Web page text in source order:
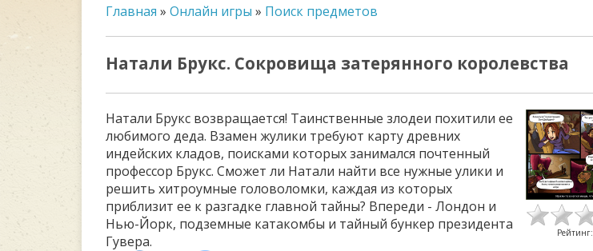
Главная » Онлайн игры » Поиск предметов
Натали Брукс. Сокровища затерянного королевства
Натали Брукс возвращается! Таинственные злодеи похитили ее
любимого деда. Взамен жулики требуют карту древних
индейских кладов, поисками которых занимался почтенный
профессор Брукс. Сможет ли Натали найти все нужные улики и
решить хитроумные головоломки, каждая из которых
приблизит ее к разгадке главной тайны? Впереди - Лондон и
Нью-Йорк, подземные катакомбы и тайный бункер президента
Гувера.
Рейтинг: